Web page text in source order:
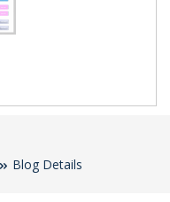
Blog Details